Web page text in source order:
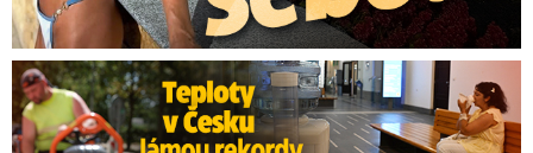
Teploty v Česku lámou rekordy: Přijde úprava pracovní doby?